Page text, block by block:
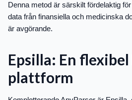
Denna metod är särskilt fördelaktig
data från finansiella och medicinska
är avgörande.
Epsilla: En flexibel
plattform